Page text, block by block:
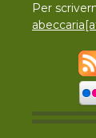
Per